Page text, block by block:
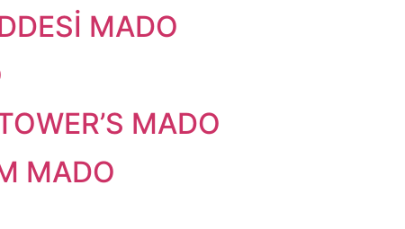
MADO
MADO
MADO